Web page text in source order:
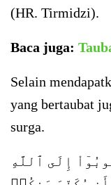
(HR. Tirmidzi).
Baca juga:
Selain
yang bertaubat
surga.
إِلَى ٱللَّهِ